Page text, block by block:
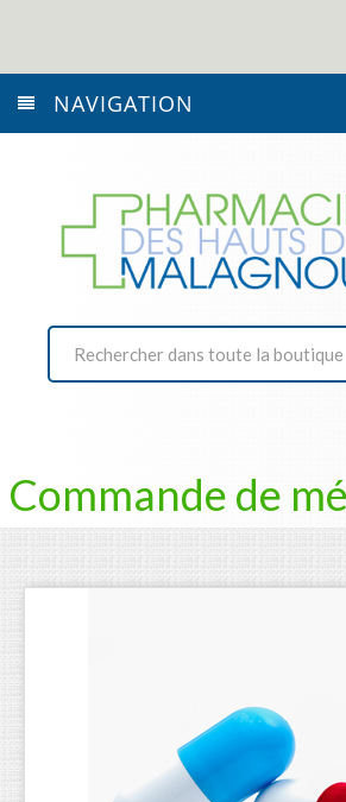
NAVIGATION
Commande de